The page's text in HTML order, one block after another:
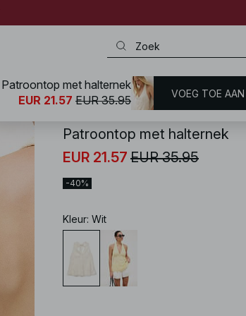
NA-KD / Tops / Open Rug Topjes
Patroontop met halternek
EUR 21.57 EUR 35.95
-40%
Kleur: Wit
Patroontop met halternek
EUR 21.57 EUR 35.95 VOEG TOE